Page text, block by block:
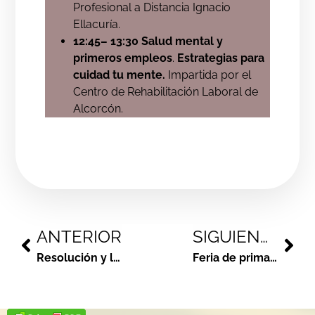
Profesional a Distancia Ignacio
Ellacuría.
12:45– 13:30 Salud mental y
primeros empleos. Estrategias para
cuidad tu mente. Impartida por el
Centro de Rehabilitación Laboral de
Alcorcón.
ANTERIOR
Resolución y listado definitivo participantes ERASMUS+
SIGUIENTE
Feria de primavera y las letras. ¿Quieres participar con tu comercio?